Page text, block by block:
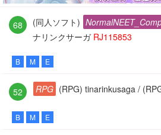
68 (同人ソフト)
ナリンクサーガ RJ115853
B M E
52 RPG (RPG) tinarinkusaga /
B M E